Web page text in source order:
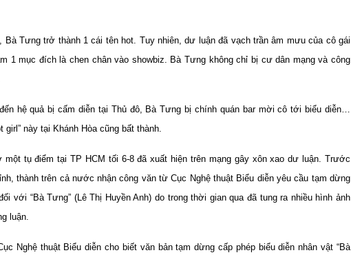
Bà Tưng trở thành 1 cái tên hot. Tuy nhiên, dư luận đã vạch trần âm mưu của cô gái
1 mục đích là chen chân vào showbiz. Bà Tưng không chỉ bị cư dân mạng và công
hệ quả bị cấm diễn tại Thủ đô, Bà Tưng bị chính quán bar mời cô tới biểu diễn…
này tại Khánh Hòa cũng bất thành.
một tụ điểm tại TP HCM tối 6-8 đã xuất hiện trên mạng gây xôn xao dư luận. Trước
thành trên cả nước nhận công văn từ Cục Nghệ thuật Biểu diễn yêu cầu tạm dừng
với “Bà Tưng” (Lê Thị Huyền Anh) do trong thời gian qua đã tung ra nhiều hình ảnh
luận.
Nghệ thuật Biểu diễn cho biết văn bản tạm dừng cấp phép biểu diễn nhân vật “Bà